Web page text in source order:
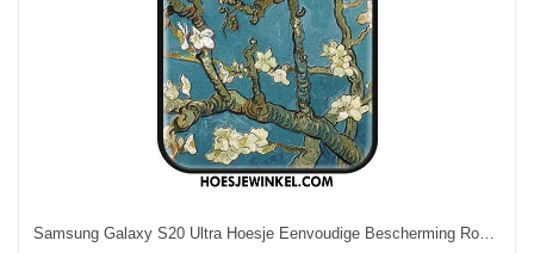
Samsung Galaxy S20 Ultra Hoesje Eenvoudige Bescherming Roze, Samsung Galaxy S20 Ultra Hoesje Anti-fall Wit